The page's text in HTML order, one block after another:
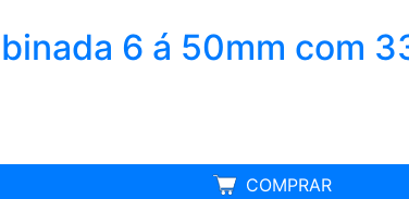
6 á 50mm com
COMPRAR
MELHOR PREÇO